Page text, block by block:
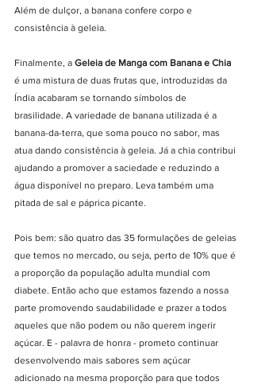
Além de dulçor, a banana confere corpo e
consistência à geleia.
Finalmente, a Geleia de Manga com Banana e Chia
é uma mistura de duas frutas que, introduzidas da
Índia acabaram se tornando símbolos de
brasilidade. A variedade de banana utilizada é a
banana-da-terra, que soma pouco no sabor, mas
atua dando consistência à geleia. Já a chia contribui
ajudando a promover a saciedade e reduzindo a
água disponível no preparo. Leva também uma
pitada de sal e páprica picante.
Pois bem: são quatro das 35 formulações de geleias
que temos no mercado, ou seja, perto de 10% que é
a proporção da população adulta mundial com
diabete. Então acho que estamos fazendo a nossa
parte promovendo saudabilidade e prazer a todos
aqueles que não podem ou não querem ingerir
açúcar. E - palavra de honra - prometo continuar
desenvolvendo mais sabores sem açúcar
adicionado na mesma proporção para que todos